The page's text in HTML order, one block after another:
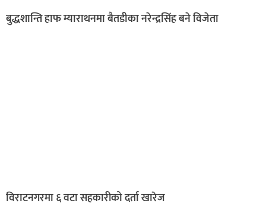
बुद्धशान्ति हाफ म्याराथनमा बैतडीका नरेन्द्रसिंह बने विजेता
विराटनगरमा ६ वटा सहकारीको दर्ता खारेज